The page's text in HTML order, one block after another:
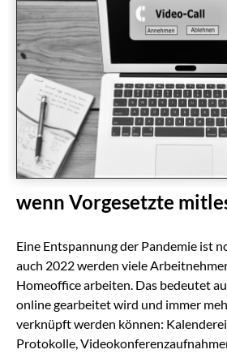
wenn Vorgesetzte
Eine Entspannung der Pandemie ist
auch 2022 werden viele
Homeoffice arbeiten. Das bedeutet
online gearbeitet wird und immer
verknüpft werden können:
Protokolle,